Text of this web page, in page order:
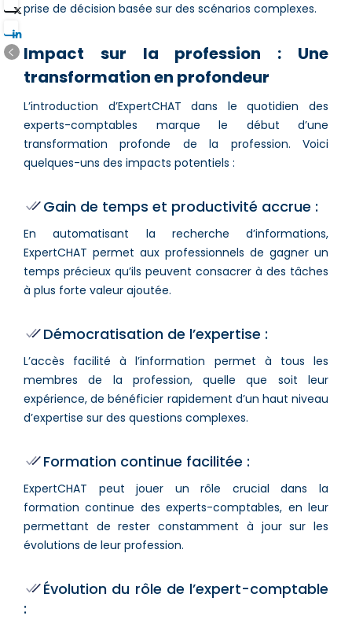
prise de décision basée sur des scénarios complexes.
Impact sur la profession : Une
transformation en profondeur
L’introduction d’ExpertCHAT dans le quotidien des
experts-comptables marque le début d’une
transformation profonde de la profession. Voici
quelques-uns des impacts potentiels :
Gain de temps et productivité accrue :
En automatisant la recherche d’informations,
ExpertCHAT permet aux professionnels de gagner un
temps précieux qu’ils peuvent consacrer à des tâches
à plus forte valeur ajoutée.
Démocratisation de l’expertise :
L’accès facilité à l’information permet à tous les
membres de la profession, quelle que soit leur
expérience, de bénéficier rapidement d’un haut niveau
d’expertise sur des questions complexes.
Formation continue facilitée :
ExpertCHAT peut jouer un rôle crucial dans la
formation continue des experts-comptables, en leur
permettant de rester constamment à jour sur les
évolutions de leur profession.
Évolution du rôle de l’expert-comptable
: